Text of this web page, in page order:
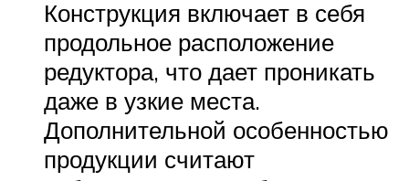
Конструкция включает в себя
продольное расположение
редуктора, что дает проникать
даже в узкие места.
Дополнительной особенностью
продукции считают